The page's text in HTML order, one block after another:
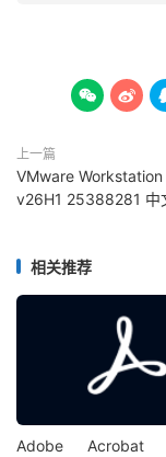
 
上一篇
VMware Workstation
v26H1 25388281 中
相关推荐
Adobe Acrobat